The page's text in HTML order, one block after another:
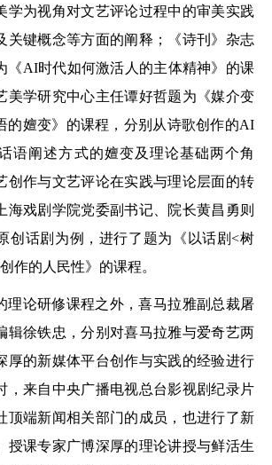
学为视角对文艺评论过程中的审美实践
关键概念等方面的阐释；《诗刊》杂志
《AI时代如何激活人的主体精神》的课
美学研究中心主任谭好哲题为《媒介变
的嬗变》的课程，分别从诗歌创作的AI
语阐述方式的嬗变及理论基础两个角
创作与文艺评论在实践与理论层面的转
海戏剧学院党委副书记、院长黄昌勇则
创话剧为例，进行了题为《以话剧<树
作的人民性》的课程。
理论研修课程之外，喜马拉雅副总裁屠
辑徐铁忠，分别对喜马拉雅与爱奇艺两
厚的新媒体平台创作与实践的经验进行
，来自中央广播电视总台影视剧纪录片
顶端新闻相关部门的成员，也进行了新
授课专家广博深厚的理论讲授与鲜活生